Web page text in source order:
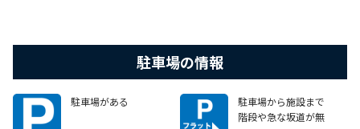
駐車場の情報
駐車場がある
駐車場から施設まで
階段や急な坂道が無